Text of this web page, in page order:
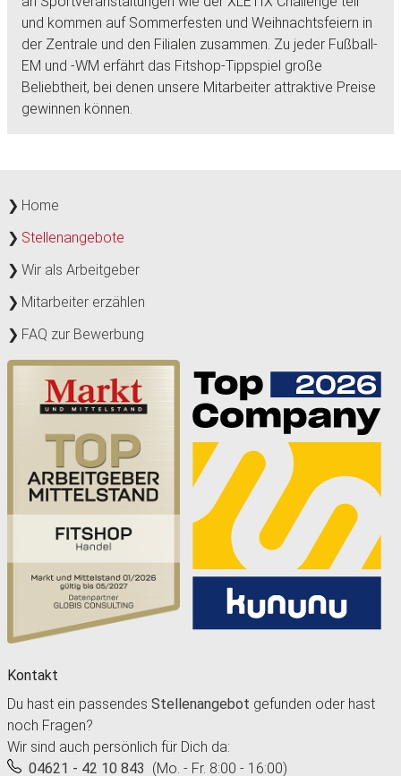
und kommen auf Sommerfesten und Weihnachtsfeiern in
der Zentrale und den Filialen zusammen. Zu jeder Fußball-
EM und -WM erfährt das Fitshop-Tippspiel große
Beliebtheit, bei denen unsere Mitarbeiter attraktive Preise
gewinnen können.
Home
Stellenangebote
Wir als Arbeitgeber
Mitarbeiter erzählen
FAQ zur Bewerbung
Kontakt
Du hast ein passendes Stellenangebot gefunden oder hast
noch Fragen?
Wir sind auch persönlich für Dich da:
04621 - 42 10 843 (Mo. - Fr. 8:00 - 16:00)